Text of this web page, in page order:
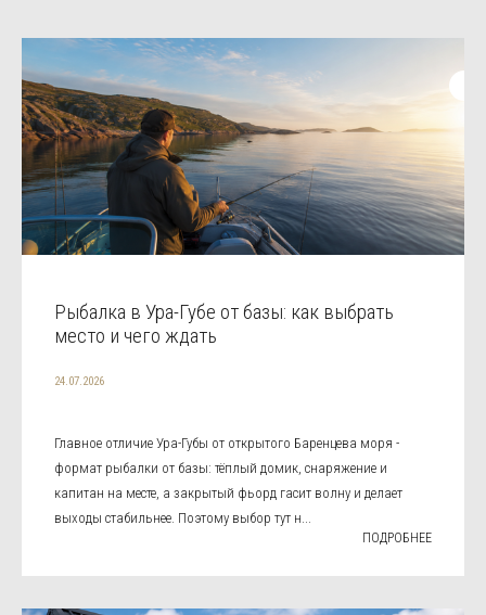
Рыбалка в Ура-Губе от базы: как выбрать
место и чего ждать
24.07.2026
Главное отличие Ура-Губы от открытого Баренцева моря -
формат рыбалки от базы: тёплый домик, снаряжение и
капитан на месте, а закрытый фьорд гасит волну и делает
выходы стабильнее. Поэтому выбор тут н...
ПОДРОБНЕЕ